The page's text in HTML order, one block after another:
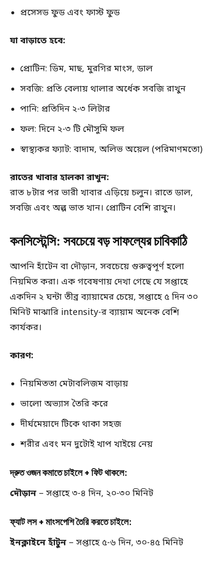
প্রসেসড ফুড এবং ফাস্ট ফুড
যা বাড়াতে হবে:
প্রোটিন: ডিম, মাছ, মুরগির মাংস, ডাল
সবজি: প্রতি বেলায় থালার অর্ধেক সবজি রাখুন
পানি: প্রতিদিন ২-৩ লিটার
ফল: দিনে ২-৩ টি মৌসুমি ফল
স্বাস্থ্যকর ফ্যাট: বাদাম, অলিভ অয়েল (পরিমাণমতো)
রাতের খাবার হালকা রাখুন:
রাত ৮টার পর ভারী খাবার এড়িয়ে চলুন। রাতে ডাল,
সবজি এবং অল্প ভাত খান। প্রোটিন বেশি রাখুন।
কনসিস্টেন্সি: সবচেয়ে বড় সাফল্যের চাবিকাঠি
আপনি হাঁটেন বা দৌড়ান, সবচেয়ে গুরুত্বপূর্ণ হলো
নিয়মিত করা। এক গবেষণায় দেখা গেছে যে সপ্তাহে
একদিন ২ ঘন্টা তীব্র ব্যায়ামের চেয়ে, সপ্তাহে ৫ দিন ৩০
মিনিট মাঝারি intensity-র ব্যায়াম অনেক বেশি
কার্যকর।
কারণ:
নিয়মিততা মেটাবলিজম বাড়ায়
ভালো অভ্যাস তৈরি করে
দীর্ঘমেয়াদে টিকে থাকা সহজ
শরীর এবং মন দুটোই খাপ খাইয়ে নেয়
দ্রুত ওজন কমাতে চাইলে + ফিট থাকলে:
দৌড়ান – সপ্তাহে ৩-৪ দিন, ২০-৩০ মিনিট
ফ্যাট লস + মাংসপেশি তৈরি করতে চাইলে:
ইনক্লাইনে হাঁটুন – সপ্তাহে ৫-৬ দিন, ৩০-৪৫ মিনিট